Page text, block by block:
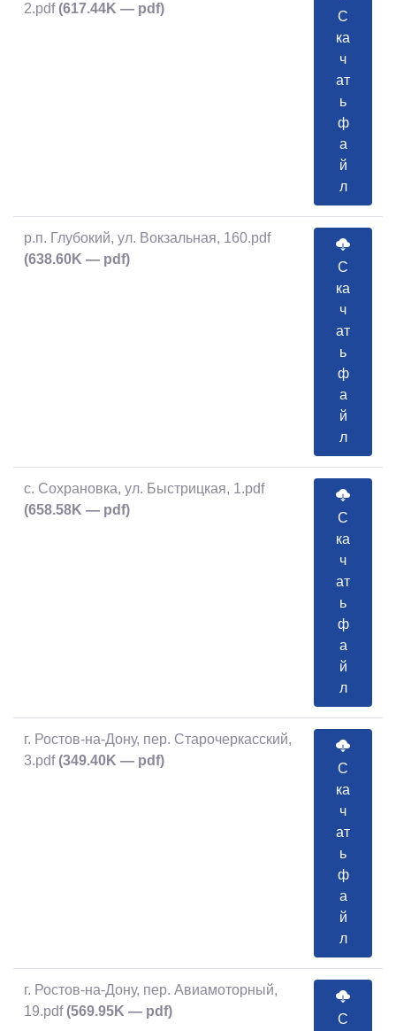
2.pdf (617.44K — pdf)
С
ка
ч
ат
ь
ф
а
й
л
р.п. Глубокий, ул. Вокзальная, 160.pdf
(638.60K — pdf)
С
ка
ч
ат
ь
ф
а
й
л
с. Сохрановка, ул. Быстрицкая, 1.pdf
(658.58K — pdf)
С
ка
ч
ат
ь
ф
а
й
л
г. Ростов-на-Дону, пер. Старочеркасский,
3.pdf (349.40K — pdf)
С
ка
ч
ат
ь
ф
а
й
л
г. Ростов-на-Дону, пер. Авиамоторный,
19.pdf (569.95K — pdf)
С